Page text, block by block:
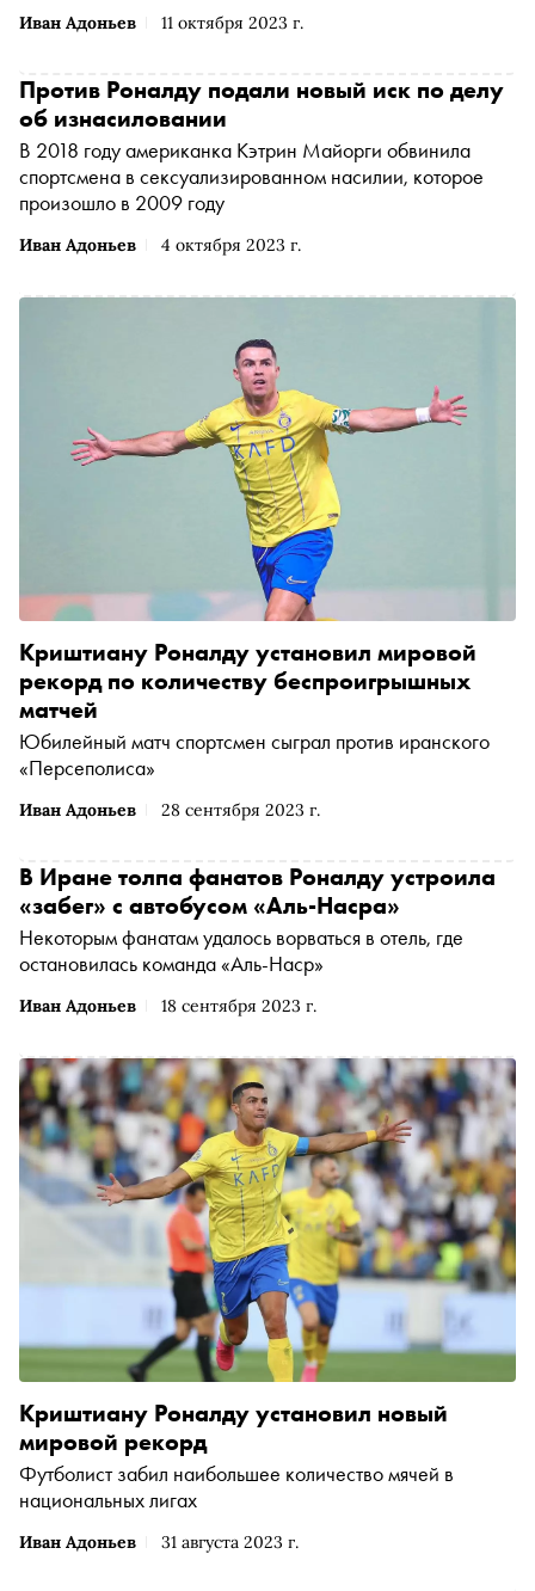
Иван Адоньев 11 октября 2023 г.
Иван Адоньев 4 октября 2023 г.
Против Роналду подали новый иск по делу
об изнасиловании
В 2018 году американка Кэтрин Майорги обвинила
спортсмена в сексуализированном насилии, которое
произошло в 2009 году
Иван Адоньев 28 сентября 2023 г.
Криштиану Роналду установил мировой
рекорд по количеству беспроигрышных
матчей
Юбилейный матч спортсмен сыграл против иранского
«Персеполиса»
Иван Адоньев 18 сентября 2023 г.
В Иране толпа фанатов Роналду устроила
«забег» с автобусом «Аль-Насра»
Некоторым фанатам удалось ворваться в отель, где
остановилась команда «Аль-Наср»
Иван Адоньев 31 августа 2023 г.
Криштиану Роналду установил новый
мировой рекорд
Футболист забил наибольшее количество мячей в
национальных лигах